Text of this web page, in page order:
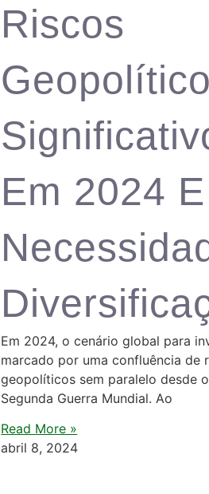
Riscos
Em 2024
Em 2024, o cenário global para
marcado por uma confluência de
geopolíticos sem paralelo desde
Segunda Guerra Mundial. Ao
Read More »
abril 8, 2024